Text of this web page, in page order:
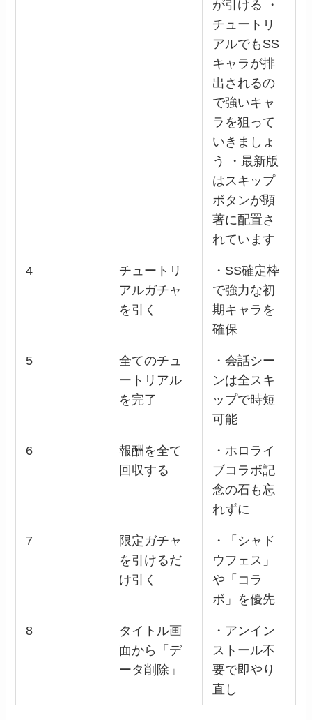
が引ける ・
チュートリ
アルでもSS
キャラが排
出されるの
で強いキャ
ラを狙って
いきましょ
う ・最新版
はスキップ
ボタンが顕
著に配置さ
れています
4
チュートリ
アルガチャ
を引く
・SS確定枠
で強力な初
期キャラを
確保
5
全てのチュ
ートリアル
を完了
・会話シー
ンは全スキ
ップで時短
可能
6
報酬を全て
回収する
・ホロライ
ブコラボ記
念の石も忘
れずに
7
限定ガチャ
を引けるだ
け引く
・「シャド
ウフェス」
や「コラ
ボ」を優先
8
タイトル画
面から「デ
ータ削除」
・アンイン
ストール不
要で即やり
直し